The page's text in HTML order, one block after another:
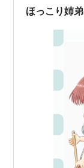
ほっこり姉